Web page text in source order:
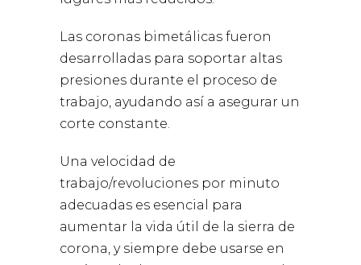
Las coronas bimetálicas fueron
desarrolladas para soportar altas
presiones durante el proceso de
trabajo, ayudando así a asegurar un
corte constante.
Una velocidad de
trabajo/revoluciones por minuto
adecuadas es esencial para
aumentar la vida útil de la sierra de
corona, y siempre debe usarse en